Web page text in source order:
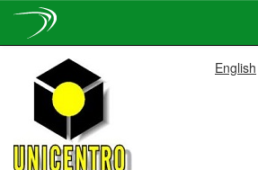
navigation
English